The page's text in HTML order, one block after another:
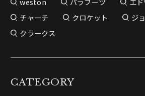
チャーチ
クロケット
ジ
クラークス
CATEGORY